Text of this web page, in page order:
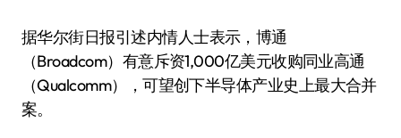
据华尔街日报引述内情人士表示，博通
（Broadcom）有意斥资1,000亿美元收购同业高通
（Qualcomm），可望创下半导体产业史上最大合并
案。